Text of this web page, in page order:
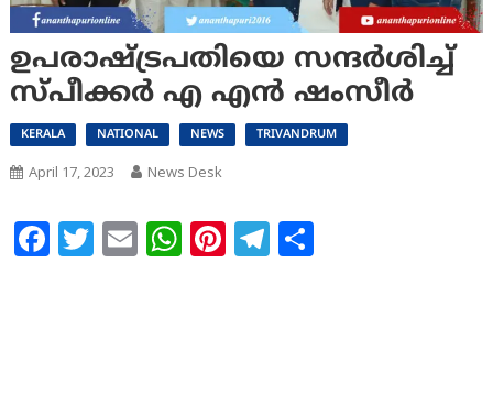
ഉപരാഷ്ട്രപതിയെ സന്ദര്‍ശിച്ച്
സ്പീക്കർ എ എൻ ഷംസീർ
KERALA NATIONAL NEWS TRIVANDRUM
April 17, 2023 News Desk
Facebook
Twitter
EmailWhatsApp
Pinterest
Telegram
Share